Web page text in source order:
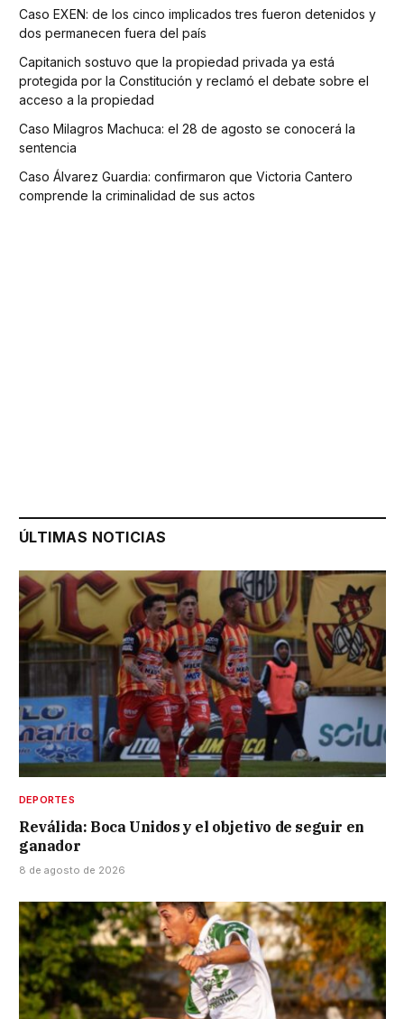
Caso EXEN: de los cinco implicados tres fueron detenidos y
dos permanecen fuera del país
Capitanich sostuvo que la propiedad privada ya está
protegida por la Constitución y reclamó el debate sobre el
acceso a la propiedad
Caso Milagros Machuca: el 28 de agosto se conocerá la
sentencia
Caso Álvarez Guardia: confirmaron que Victoria Cantero
comprende la criminalidad de sus actos
ÚLTIMAS NOTICIAS
DEPORTES
Reválida: Boca Unidos y el objetivo de seguir en
ganador
8 de agosto de 2026